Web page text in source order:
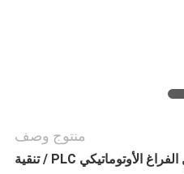
منتوج وصف
منقي الزيت ، ترشيح زيت محول الفراغ الأوتوماتيكي PLC / تنقية